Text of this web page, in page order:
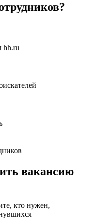
hh.ru
вакансию
кто нужен,